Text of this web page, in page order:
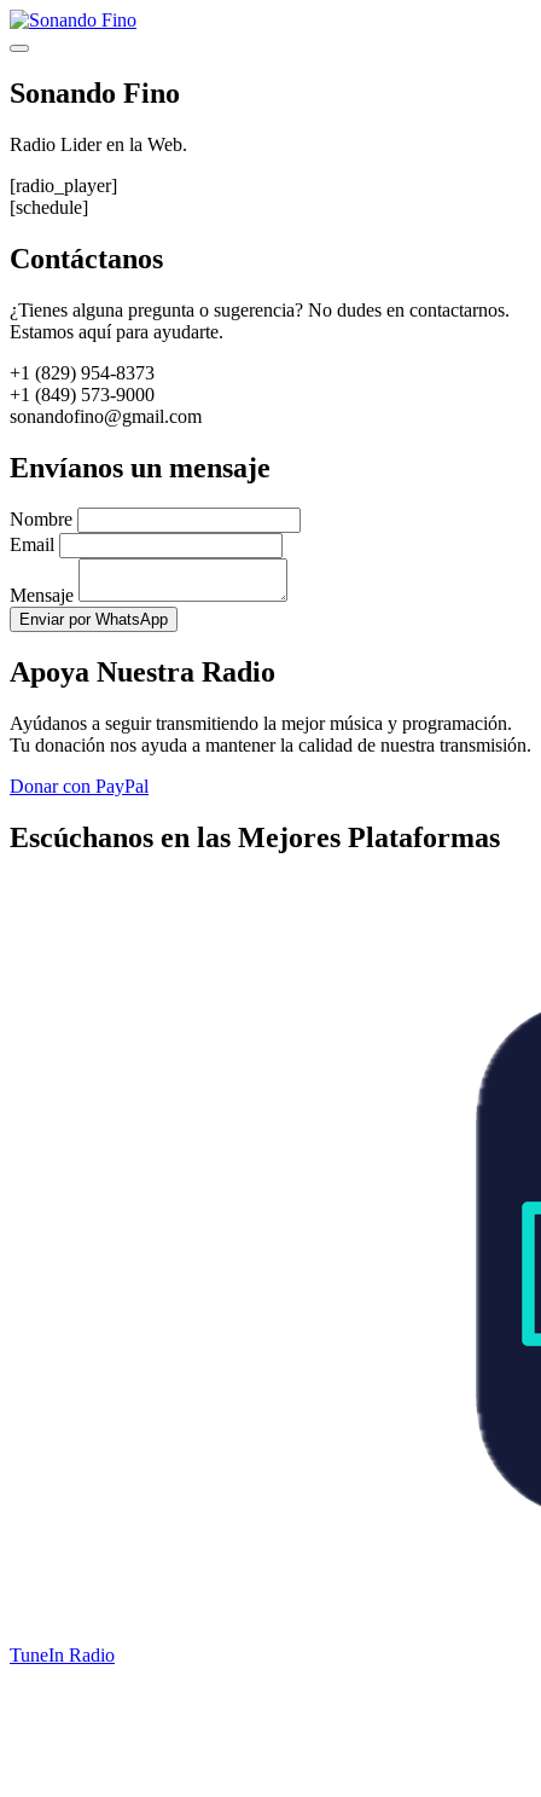
Saltar
al
Menú
Sonando Fino
Radio Lider en la Web.
[radio_player]
[schedule]
Contáctanos
¿Tienes alguna pregunta o sugerencia? No dudes en contactarnos.
Estamos aquí para ayudarte.
+1 (829) 954-8373
+1 (849) 573-9000
sonandofino@gmail.com
Envíanos un mensaje
Nombre
Email
Mensaje
Enviar por WhatsApp
Apoya Nuestra Radio
Ayúdanos a seguir transmitiendo la mejor música y programación.
Tu donación nos ayuda a mantener la calidad de nuestra transmisión.
Donar con PayPal
Escúchanos en las Mejores Plataformas
TuneIn Radio